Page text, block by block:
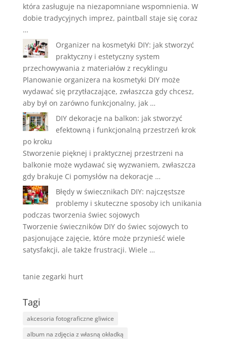
która zasługuje na niezapomniane wspomnienia. W
dobie tradycyjnych imprez, paintball staje się coraz
…
Organizer na kosmetyki DIY: jak stworzyć
praktyczny i estetyczny system
przechowywania z materiałów z recyklingu
Planowanie organizera na kosmetyki DIY może
wydawać się przytłaczające, zwłaszcza gdy chcesz,
aby był on zarówno funkcjonalny, jak …
DIY dekoracje na balkon: jak stworzyć
efektowną i funkcjonalną przestrzeń krok
po kroku
Stworzenie pięknej i praktycznej przestrzeni na
balkonie może wydawać się wyzwaniem, zwłaszcza
gdy brakuje Ci pomysłów na dekoracje …
Błędy w świecznikach DIY: najczęstsze
problemy i skuteczne sposoby ich unikania
podczas tworzenia świec sojowych
Tworzenie świeczników DIY do świec sojowych to
pasjonujące zajęcie, które może przynieść wiele
satysfakcji, ale także frustracji. Wiele …
tanie zegarki hurt
Tagi
akcesoria fotograficzne gliwice
album na zdjęcia z własną okładką